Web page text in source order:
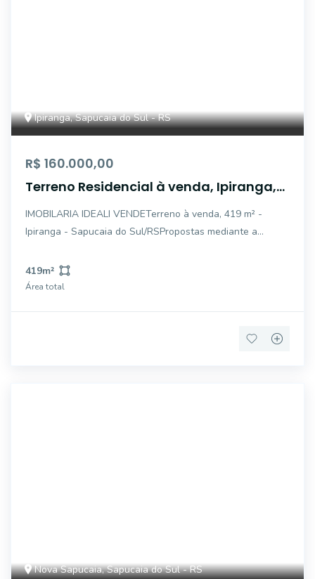
Ipiranga, Sapucaia do Sul - RS
R$ 160.000,00
Terreno Residencial à venda, Ipiranga,
IMOBILARIA IDEALI VENDETerreno à venda, 419 m² -
Ipiranga - Sapucaia do Sul/RSPropostas mediante a
3034.3007WHATSAPP: (51) 998642464SITE:
www.imobiliariaideali.com.br
419m²
Área total
Nova Sapucaia, Sapucaia do Sul - RS